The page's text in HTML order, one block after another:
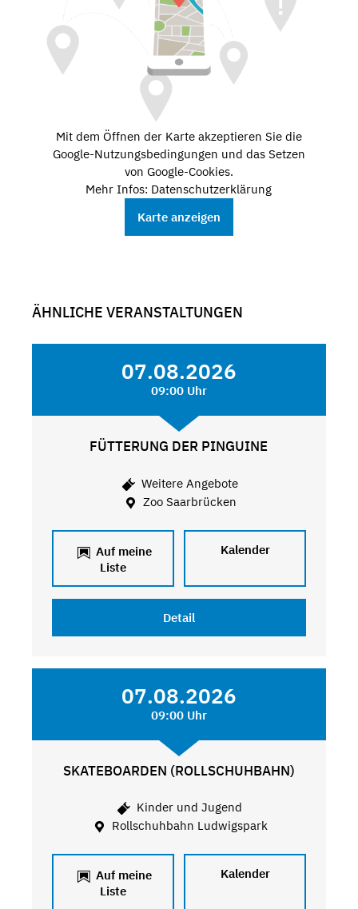
Mit dem Öffnen der Karte akzeptieren Sie die
Google-Nutzungsbedingungen und das Setzen
von Google-Cookies.
Mehr Infos: Datenschutzerklärung
Karte anzeigen
ÄHNLICHE VERANSTALTUNGEN
07.08.2026
09:00 Uhr
FÜTTERUNG DER PINGUINE
Weitere Angebote
Zoo Saarbrücken
Auf meine
Liste
Kalender
Detail
07.08.2026
09:00 Uhr
SKATEBOARDEN (ROLLSCHUHBAHN)
Kinder und Jugend
Rollschuhbahn Ludwigspark
Auf meine
Liste
Kalender